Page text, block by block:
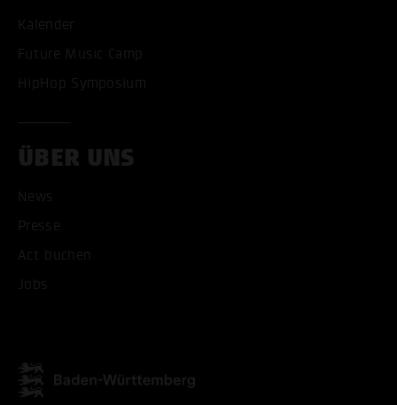
Kalender
Future Music Camp
HipHop Symposium
ÜBER UNS
News
Presse
Act buchen
Jobs